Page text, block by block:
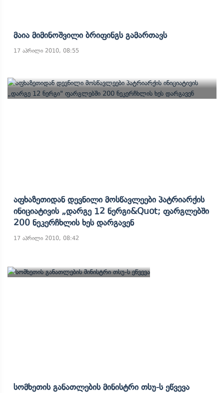
Მაია Მიმინოშვილი Ბრიფინგს Გამართავს
17 აპრილი 2010, 08:55
Აფხაზეთიდან Დევნილი Მოსწავლეები Პატრიარქის
Ინიციატივის „დარგე 12 Ნერგი&quot; Ფარგლებში
200 Ნეკერჩხლის Ხეს Დარგავენ
17 აპრილი 2010, 08:42
Სომხეთის Განათლების Მინისტრი Თსუ-Ს Ეწვევა